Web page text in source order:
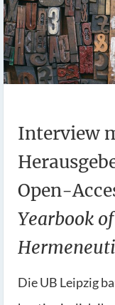
Interview
Open-
Yearbook
Die UB Leipzig